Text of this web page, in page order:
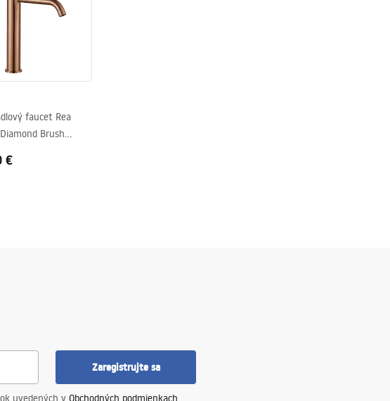
faucet Rea
Brush
€
Zaregistrujte sa
uvedených v Obchodných podmienkach.